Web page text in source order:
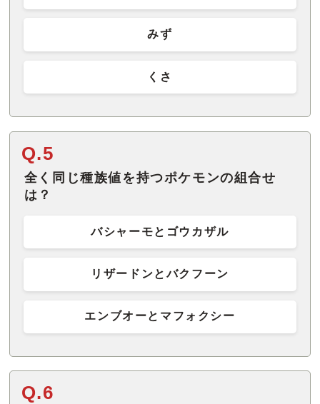
みず
くさ
Q.5
全く同じ種族値を持つポケモンの組合せ
は？
バシャーモとゴウカザル
リザードンとバクフーン
エンブオーとマフォクシー
Q.6